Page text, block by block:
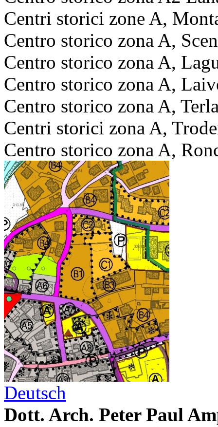
Centri storici zone A,
Centro storico zona A,
Centro storico zona A,
Centro storico zona A,
Centro storico zona A,
Centri storici zona A,
Centro storico zona A,
Deutsch
Dott. Arch. Peter Paul